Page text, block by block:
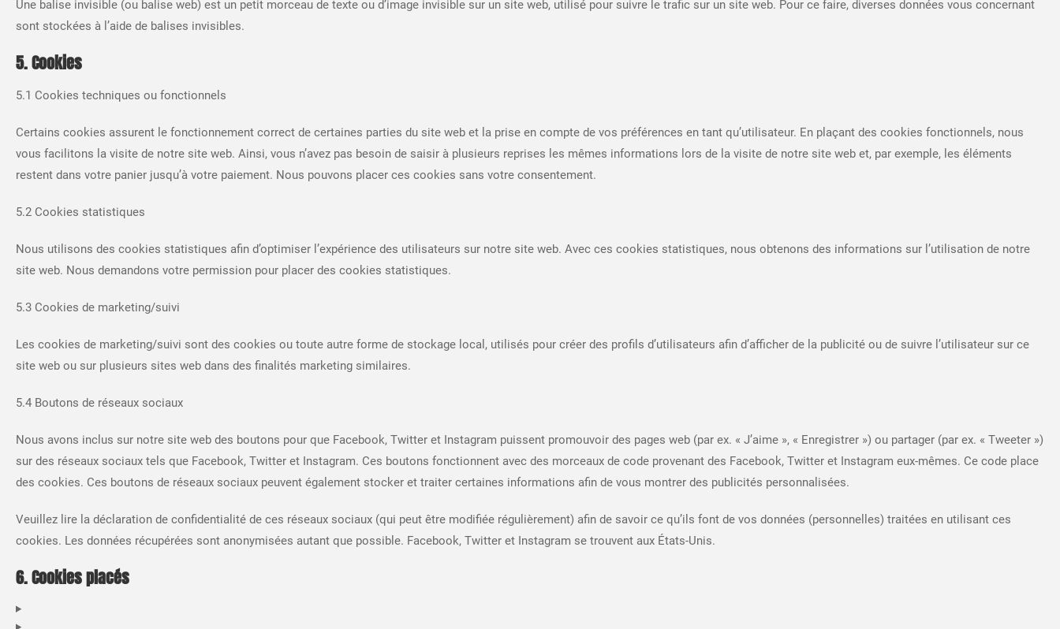
Une balise invisible (ou balise web) est un petit morceau de texte ou d’image invisible sur un site web, utilisé pour suivre le trafic sur un site web. Pour ce faire, diverses données vous concernant
sont stockées à l’aide de balises invisibles.
5. Cookies
5.1 Cookies techniques ou fonctionnels
Certains cookies assurent le fonctionnement correct de certaines parties du site web et la prise en compte de vos préférences en tant qu’utilisateur. En plaçant des cookies fonctionnels, nous
vous facilitons la visite de notre site web. Ainsi, vous n’avez pas besoin de saisir à plusieurs reprises les mêmes informations lors de la visite de notre site web et, par exemple, les éléments
restent dans votre panier jusqu’à votre paiement. Nous pouvons placer ces cookies sans votre consentement.
5.2 Cookies statistiques
Nous utilisons des cookies statistiques afin d’optimiser l’expérience des utilisateurs sur notre site web. Avec ces cookies statistiques, nous obtenons des informations sur l’utilisation de notre
site web. Nous demandons votre permission pour placer des cookies statistiques.
5.3 Cookies de marketing/suivi
Les cookies de marketing/suivi sont des cookies ou toute autre forme de stockage local, utilisés pour créer des profils d’utilisateurs afin d’afficher de la publicité ou de suivre l’utilisateur sur ce
site web ou sur plusieurs sites web dans des finalités marketing similaires.
5.4 Boutons de réseaux sociaux
Nous avons inclus sur notre site web des boutons pour que Facebook, Twitter et Instagram puissent promouvoir des pages web (par ex. « J’aime », « Enregistrer ») ou partager (par ex. « Tweeter »)
sur des réseaux sociaux tels que Facebook, Twitter et Instagram. Ces boutons fonctionnent avec des morceaux de code provenant des Facebook, Twitter et Instagram eux-mêmes. Ce code place
des cookies. Ces boutons de réseaux sociaux peuvent également stocker et traiter certaines informations afin de vous montrer des publicités personnalisées.
Veuillez lire la déclaration de confidentialité de ces réseaux sociaux (qui peut être modifiée régulièrement) afin de savoir ce qu’ils font de vos données (personnelles) traitées en utilisant ces
cookies. Les données récupérées sont anonymisées autant que possible. Facebook, Twitter et Instagram se trouvent aux États-Unis.
6. Cookies placés